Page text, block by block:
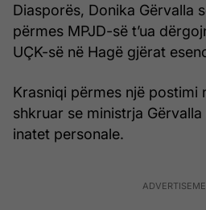
Diasporës, Donika Gërvalla
përmes MPJD-së t’ua
UÇK-së në Hagë gjërat
Krasniqi përmes një postimi
shkruar se ministrja
inatet personale.